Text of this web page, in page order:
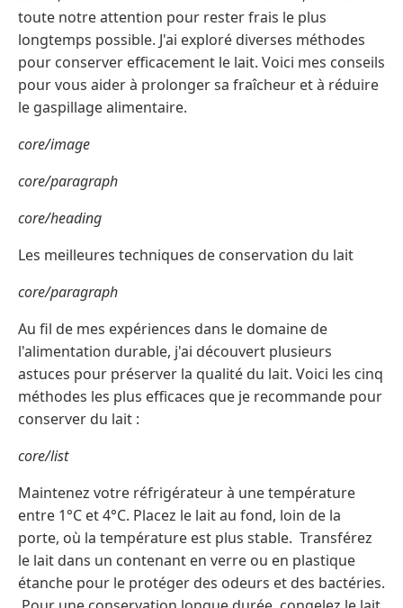
toute notre attention pour rester frais le plus
longtemps possible. J'ai exploré diverses méthodes
pour conserver efficacement le lait. Voici mes conseils
pour vous aider à prolonger sa fraîcheur et à réduire
le gaspillage alimentaire.
core/image
core/paragraph
core/heading
Les meilleures techniques de conservation du lait
core/paragraph
Au fil de mes expériences dans le domaine de
l'alimentation durable, j'ai découvert plusieurs
astuces pour préserver la qualité du lait. Voici les cinq
méthodes les plus efficaces que je recommande pour
conserver du lait :
core/list
Maintenez votre réfrigérateur à une température
entre 1°C et 4°C. Placez le lait au fond, loin de la
porte, où la température est plus stable. Transférez
le lait dans un contenant en verre ou en plastique
étanche pour le protéger des odeurs et des bactéries.